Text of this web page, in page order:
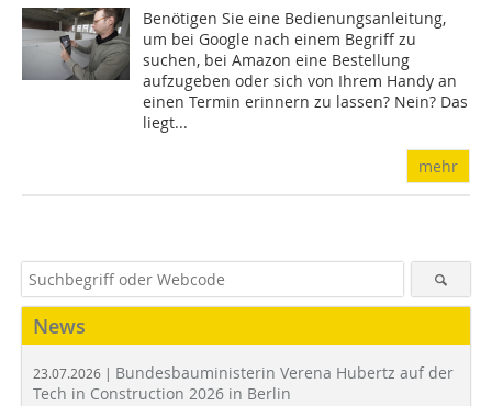
Benötigen Sie eine Bedienungsanleitung,
um bei Google nach einem Begriff zu
suchen, bei Amazon eine Bestellung
aufzugeben oder sich von Ihrem Handy an
einen Termin erinnern zu lassen? Nein? Das
liegt...
mehr
News
23.07.2026 | Bundesbauministerin Verena Hubertz auf der
Tech in Construction 2026 in Berlin